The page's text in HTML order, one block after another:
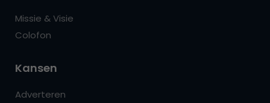
Missie & Visie
Colofon
Kansen
Adverteren